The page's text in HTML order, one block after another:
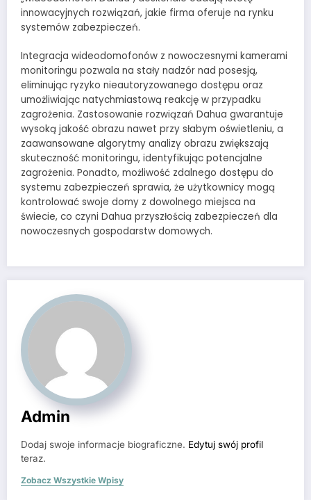
innowacyjnych rozwiązań, jakie firma oferuje na rynku
systemów zabezpieczeń.
Integracja wideodomofonów z nowoczesnymi kamerami
monitoringu pozwala na stały nadzór nad posesją,
eliminując ryzyko nieautoryzowanego dostępu oraz
umożliwiając natychmiastową reakcję w przypadku
zagrożenia. Zastosowanie rozwiązań Dahua gwarantuje
wysoką jakość obrazu nawet przy słabym oświetleniu, a
zaawansowane algorytmy analizy obrazu zwiększają
skuteczność monitoringu, identyfikując potencjalne
zagrożenia. Ponadto, możliwość zdalnego dostępu do
systemu zabezpieczeń sprawia, że użytkownicy mogą
kontrolować swoje domy z dowolnego miejsca na
świecie, co czyni Dahua przyszłością zabezpieczeń dla
nowoczesnych gospodarstw domowych.
Admin
Dodaj swoje informacje biograficzne. Edytuj swój profil
teraz.
Zobacz Wszystkie Wpisy